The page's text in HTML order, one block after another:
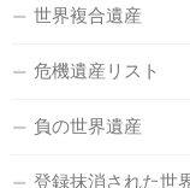
世界複合遺産
危機遺産リスト
負の世界遺産
登録抹消された世